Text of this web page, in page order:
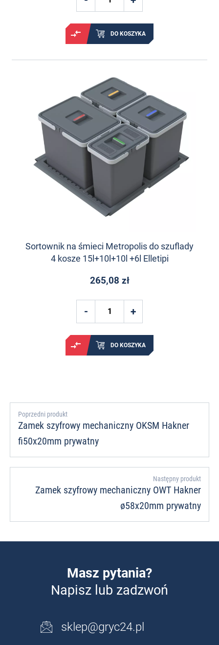
DO KOSZYKA
Sortownik na śmieci Metropolis do szuflady
4 kosze 15l+10l+10l +6l Elletipi
265,08 zł
DO KOSZYKA
Poprzedni produkt
Zamek szyfrowy mechaniczny OKSM Hakner
fi50x20mm prywatny
Następny produkt
Zamek szyfrowy mechaniczny OWT Hakner
ø58x20mm prywatny
Masz pytania?
Napisz lub zadzwoń
sklep@gryc24.pl